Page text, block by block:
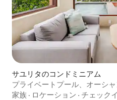
サユリタのコンドミニアム
プライベートプール、オーシ
込み
家族 · ロケーション · チェック